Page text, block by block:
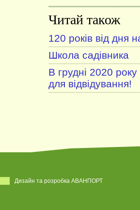
Читай також
120 років від дня
Школа садівника
В грудні 2020
для відвідування!
Дизайн та розробка АВАНПОРТ